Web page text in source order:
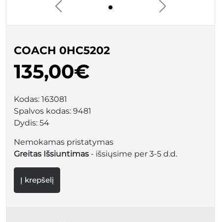
COACH 0HC5202
135,00€
Kodas: 163081
Spalvos kodas: 9481
Dydis: 54
Nemokamas pristatymas
Greitas Išsiuntimas - išsiųsime per 3-5 d.d.
Į krepšelį